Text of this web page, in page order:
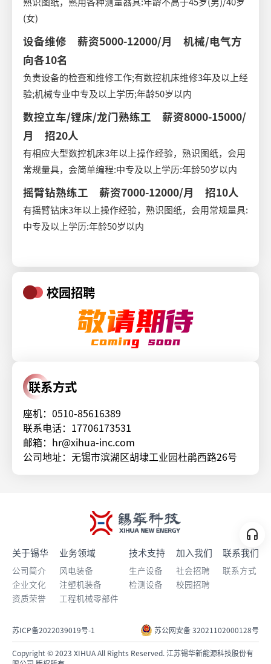
(女)
设备维修 薪资5000-12000/月 机械/电气方
向各10名
负责设备的检查和维修工作;有数控机床维修3年及以上经
验;机械专业中专及以上学历;年龄50岁以内
数控立车/镗床/龙门熟练工 薪资8000-15000/
月 招20人
有相应大型数控机床3年以上操作经验，熟识图纸，会用
常规量具，会简单编程:中专及以上学历:年龄50岁以内
摇臂钻熟练工 薪资7000-12000/月 招10人
有摇臂钻床3年以上操作经验，熟识图纸，会用常规量具:
中专及以上学历:年龄50岁以内
校园招聘
联系方式
座机：0510-85616389
联系电话：17706173531
邮箱：hr@xihua-inc.com
公司地址：无锡市滨湖区胡埭工业园杜鹃西路26号
关于锡华
公司简介
企业文化
资质荣誉
业务领域
风电装备
注塑机装备
工程机械零部件
技术支持
生产设备
检测设备
加入我们
社会招聘
校园招聘
联系我们
联系方式
苏ICP备2022039019号-1 苏公网安备 32021102000128号
Copyright © 2023 XIHUA All Rights Reserved. 江苏锡华新能源科技股份有